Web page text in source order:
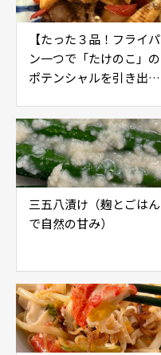
【たった３品！フライパ
ン一つで「たけのこ」の
ポテンシャルを引き出す
三五八漬け（麹とごはん
で自然の甘み）